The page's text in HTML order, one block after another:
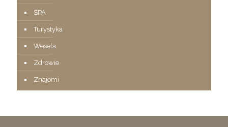
SPA
Turystyka
Wesela
Zdrowie
Znajomi